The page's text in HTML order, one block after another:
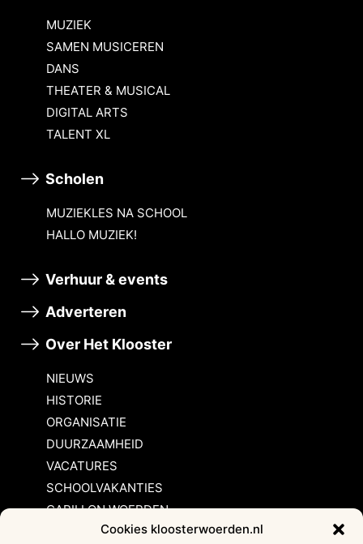
Cookies kloosterwoerden.nl
MUZIEK
SAMEN MUSICEREN
DANS
THEATER & MUSICAL
DIGITAL ARTS
TALENT XL
Scholen
MUZIEKLES NA SCHOOL
HALLO MUZIEK!
Verhuur & events
Adverteren
Over Het Klooster
NIEUWS
HISTORIE
ORGANISATIE
DUURZAAMHEID
VACATURES
SCHOOLVAKANTIES
CARILLON WOERDEN